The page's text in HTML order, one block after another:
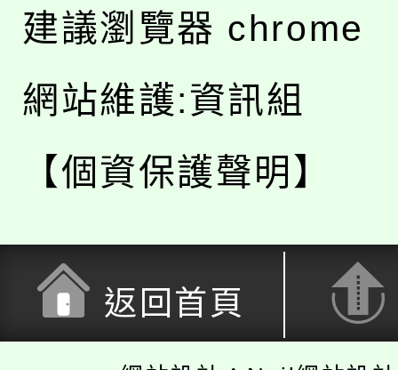
建議瀏覽器 chrome
網站維護:資訊組
【個資保護聲明】
返回首頁